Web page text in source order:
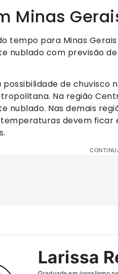
Minas
tempo para Minas
nublado com previsão
de chuvisco
Na região
nublado. Nas demais
devem ficar
Larissa